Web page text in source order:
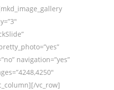
navigation=”yes”
vc_row]